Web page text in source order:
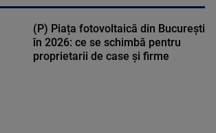
(P) Piața fotovoltaică din București
în 2026: ce se schimbă pentru
proprietarii de case și firme